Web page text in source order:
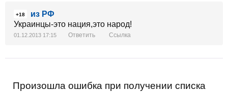
+18
из РФ
Украинцы-это нация,это народ!
01.12.2013 17:15 Ответить Ссылка
Произошла ошибка при получении списка